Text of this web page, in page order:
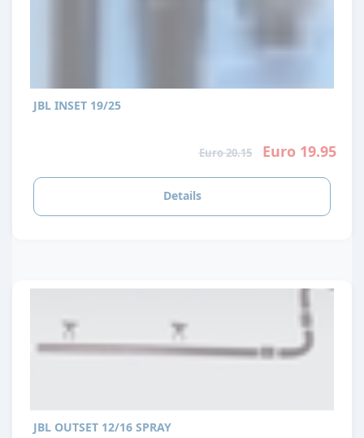
JBL INSET 19/25
Euro 20.15 Euro 19.95
Details
JBL OUTSET 12/16 SPRAY